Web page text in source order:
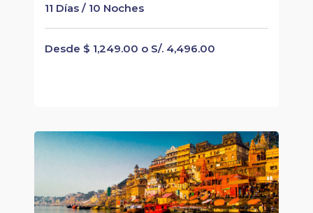
11 Días / 10 Noches
Desde $ 1,249.00 o S/. 4,496.00